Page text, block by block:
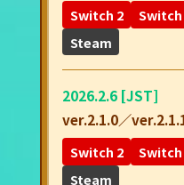
Switch 2 Switch
Steam
2026.2.6 [JST]
ver.2.1.0／
Switch 2 Switch
Steam